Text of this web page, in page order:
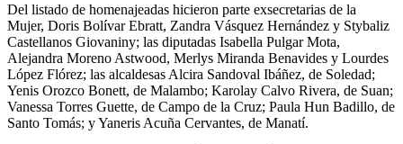
Del listado de homenajeadas hicieron parte exsecretarias de la
Mujer, Doris Bolívar Ebratt, ⁠Zandra Vásquez Hernández y ⁠Stybaliz
Castellanos Giovaniny; las diputadas Isabella Pulgar Mota,
⁠Alejandra Moreno Astwood, ⁠Merlys Miranda Benavides y ⁠Lourdes
López Flórez; las alcaldesas ⁠Alcira Sandoval Ibáñez, de Soledad;
Yenis Orozco Bonett, de Malambo; Karolay Calvo Rivera, de Suan;
Vanessa Torres Guette, de Campo de la Cruz; Paula Hun Badillo, de
Santo Tomás; y Yaneris Acuña Cervantes, de Manatí.